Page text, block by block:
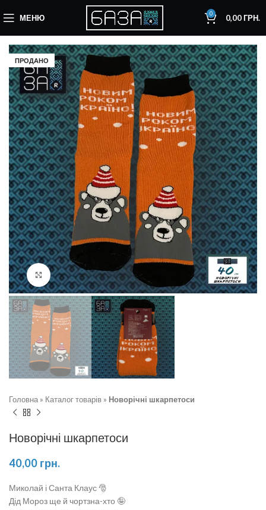
МЕНЮ 0 0,00ГРН.
ПРОДАНО
Натисніть, щоб збільшити
Головна » Каталог товарів » Новорічні шкарпетоси
Новорічні шкарпетоси
40,00 грн.
Миколай і Санта Клаус 🎅
Дід Мороз ще й чортзна-хто 🤪